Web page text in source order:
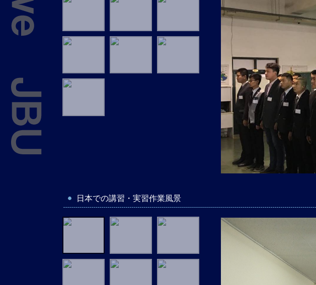
日本での講習・実習作業風景